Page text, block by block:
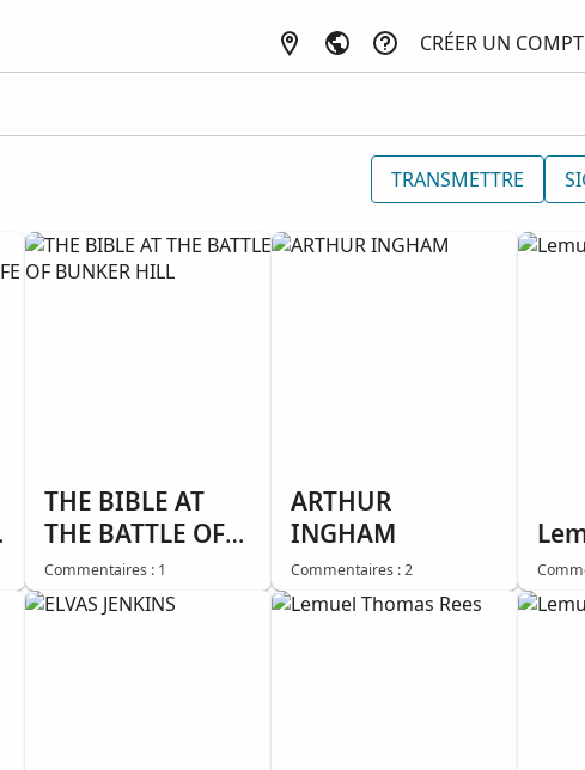
CRÉER UN
TRANSMETTRE
THE BIBLE AT
THE BATTLE OF
BUNKER HILL
Commentaires : 1
ARTHUR
INGHAM
Commentaires : 2